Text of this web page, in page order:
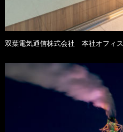
双葉電気通信株式会社 本社オフィス